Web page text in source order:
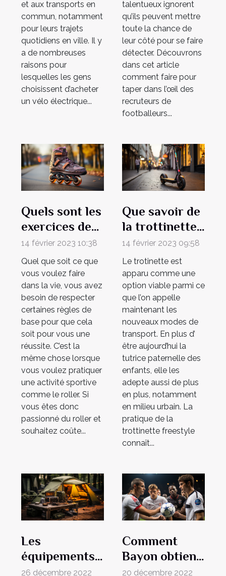
et aux transports en
commun, notamment
pour leurs trajets
quotidiens en ville. Il y
a de nombreuses
raisons pour
lesquelles les gens
choisissent d’acheter
un vélo électrique...
talentueux ignorent
qu’ils peuvent mettre
toute la chance de
leur côté pour se faire
détecter. Découvrons
dans cet article
comment faire pour
taper dans l’œil des
recruteurs de
footballeurs...
Quels sont les
exercices de
base pour
faire le
roller ?
14 février 2023 10:38
Quel que soit ce que
vous voulez faire
dans la vie, vous avez
besoin de respecter
certaines règles de
base pour que cela
soit pour vous une
réussite. C’est la
même chose lorsque
vous voulez pratiquer
une activité sportive
comme le roller. Si
vous êtes donc
passionné du roller et
souhaitez coûte...
Que savoir de
la trottinette
freestyle ?
14 février 2023 09:58
Le trotinette est
apparu comme une
option viable parmi ce
que l’on appelle
maintenant les
nouveaux modes de
transport. En plus d’
être aujourd’hui la
tutrice paternelle des
enfants, elle les
adepte aussi de plus
en plus, notamment
en milieu urbain. La
pratique de la
trottinette freestyle
connaît...
Les
équipements
nécessaires
26 décembre 2022
Comment
Bayon obtient
sa victoire
20 décembre 2022